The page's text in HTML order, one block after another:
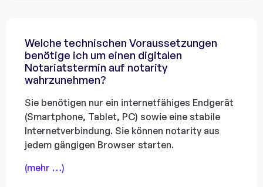
Welche technischen Voraussetzungen
benötige ich um einen digitalen
Notariatstermin auf notarity
wahrzunehmen?
Sie benötigen nur ein internetfähiges Endgerät
(Smartphone, Tablet, PC) sowie eine stabile
Internetverbindung. Sie können notarity aus
jedem gängigen Browser starten.
(mehr …)